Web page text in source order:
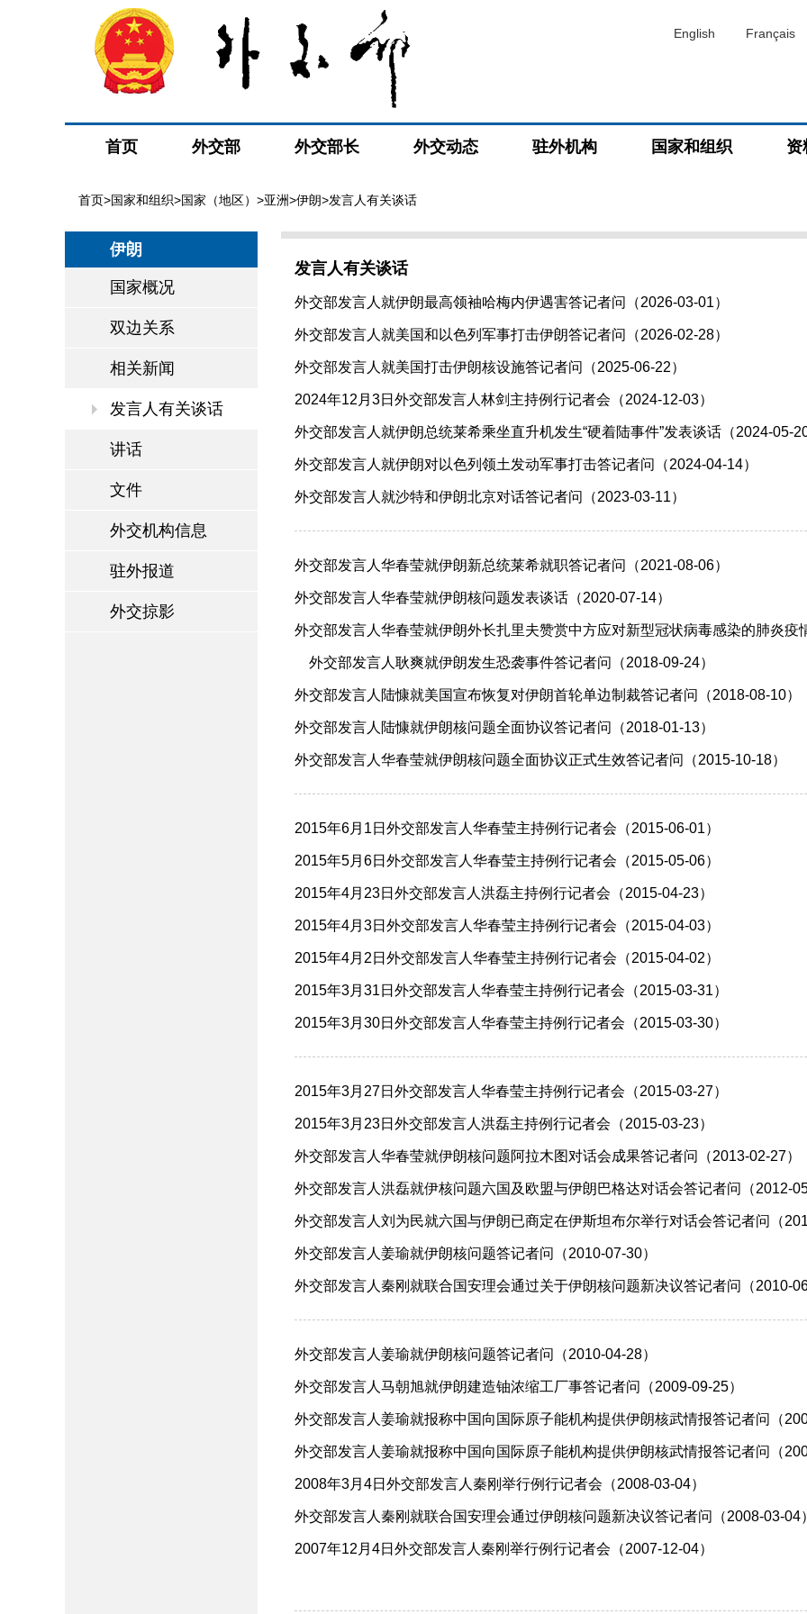
English Français
首页 外交部 外交部长 外交动态 驻外机构 国家和组织 资
首页>国家和组织>国家（地区） >亚洲>伊朗>发言人有关谈话
伊朗
国家概况
双边关系
相关新闻
发言人有关谈话
讲话
文件
外交机构信息
驻外报道
外交掠影
发言人有关谈话
外交部发言人就伊朗最高领袖哈梅内伊遇害答记者问（2026-03-01）
外交部发言人就美国和以色列军事打击伊朗答记者问（2026-02-28）
外交部发言人就美国打击伊朗核设施答记者问（2025-06-22）
2024年12月3日外交部发言人林剑主持例行记者会（2024-12-03）
外交部发言人就伊朗总统莱希乘坐直升机发生“硬着陆事件”发表谈话（2024-05-
外交部发言人就伊朗对以色列领土发动军事打击答记者问（2024-04-14）
外交部发言人就沙特和伊朗北京对话答记者问（2023-03-11）
外交部发言人华春莹就伊朗新总统莱希就职答记者问（2021-08-06）
外交部发言人华春莹就伊朗核问题发表谈话（2020-07-14）
外交部发言人华春莹就伊朗外长扎里夫赞赏中方应对新型冠状病毒感染的肺炎疫
外交部发言人耿爽就伊朗发生恐袭事件答记者问（2018-09-24）
外交部发言人陆慷就美国宣布恢复对伊朗首轮单边制裁答记者问（2018-08-10）
外交部发言人陆慷就伊朗核问题全面协议答记者问（2018-01-13）
外交部发言人华春莹就伊朗核问题全面协议正式生效答记者问（2015-10-18）
2015年6月1日外交部发言人华春莹主持例行记者会（2015-06-01）
2015年5月6日外交部发言人华春莹主持例行记者会（2015-05-06）
2015年4月23日外交部发言人洪磊主持例行记者会（2015-04-23）
2015年4月3日外交部发言人华春莹主持例行记者会（2015-04-03）
2015年4月2日外交部发言人华春莹主持例行记者会（2015-04-02）
2015年3月31日外交部发言人华春莹主持例行记者会（2015-03-31）
2015年3月30日外交部发言人华春莹主持例行记者会（2015-03-30）
2015年3月27日外交部发言人华春莹主持例行记者会（2015-03-27）
2015年3月23日外交部发言人洪磊主持例行记者会（2015-03-23）
外交部发言人华春莹就伊朗核问题阿拉木图对话会成果答记者问（2013-02-27）
外交部发言人洪磊就伊核问题六国及欧盟与伊朗巴格达对话会答记者问（2012-
外交部发言人刘为民就六国与伊朗已商定在伊斯坦布尔举行对话会答记者问（
外交部发言人姜瑜就伊朗核问题答记者问（2010-07-30）
外交部发言人秦刚就联合国安理会通过关于伊朗核问题新决议答记者问（2010-
外交部发言人姜瑜就伊朗核问题答记者问（2010-04-28）
外交部发言人马朝旭就伊朗建造铀浓缩工厂事答记者问（2009-09-25）
外交部发言人姜瑜就报称中国向国际原子能机构提供伊朗核武情报答记者问（
外交部发言人姜瑜就报称中国向国际原子能机构提供伊朗核武情报答记者问（
2008年3月4日外交部发言人秦刚举行例行记者会（2008-03-04）
外交部发言人秦刚就联合国安理会通过伊朗核问题新决议答记者问（2008-03-04
2007年12月4日外交部发言人秦刚举行例行记者会（2007-12-04）